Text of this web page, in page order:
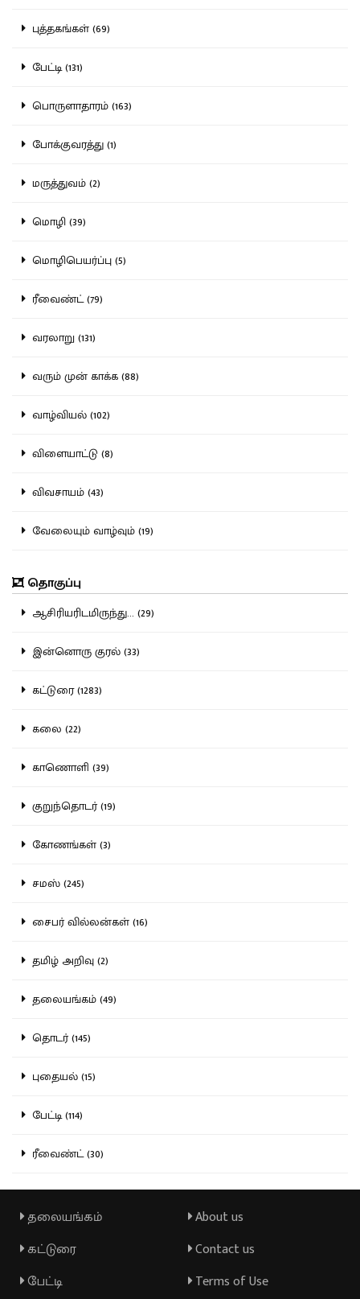
புத்தகங்கள் (69)
பேட்டி (131)
பொருளாதாரம் (163)
போக்குவரத்து (1)
மருத்துவம் (2)
மொழி (39)
மொழிபெயர்ப்பு (5)
ரீவைண்ட் (79)
வரலாறு (131)
வரும் முன் காக்க (88)
வாழ்வியல் (102)
விளையாட்டு (8)
விவசாயம் (43)
வேலையும் வாழ்வும் (19)
தொகுப்பு
ஆசிரியரிடமிருந்து... (29)
இன்னொரு குரல் (33)
கட்டுரை (1283)
கலை (22)
காணொளி (39)
குறுந்தொடர் (19)
கோணங்கள் (3)
சமஸ் (245)
சைபர் வில்லன்கள் (16)
தமிழ் அறிவு (2)
தலையங்கம் (49)
தொடர் (145)
புதையல் (15)
பேட்டி (114)
ரீவைண்ட் (30)
தலையங்கம்
கட்டுரை
பேட்டி
About us
Contact us
Terms of Use